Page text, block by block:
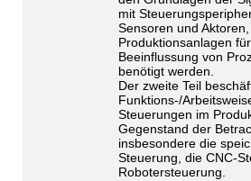
mit
Sensoren und
Produktionsanlagen
Beeinflussung von
benötigt werden.
Der zweite Teil
Funktions-/
Steuerungen im
Gegenstand der
insbesondere die
Steuerung, die CNC-
Robotersteuerung.